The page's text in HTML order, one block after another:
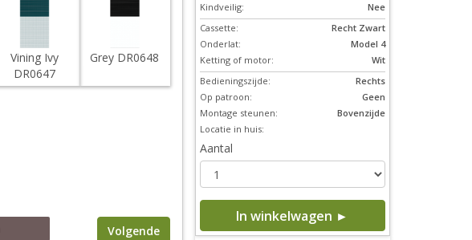
Vining Ivy
DR0647
Grey DR0648
Volgende
Kindveilig:
Nee
Cassette:
Recht Zwart
Onderlat:
Model 4
Ketting of motor:
Wit
Bedieningszijde:
Rechts
Op patroon:
Geen
Montage steunen:
Bovenzijde
Locatie in huis:
Aantal
In winkelwagen ►